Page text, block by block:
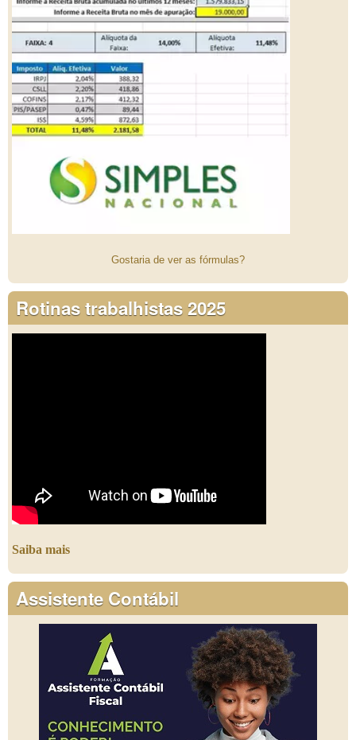
Gostaria de ver as fórmulas?
Rotinas trabalhistas 2025
Saiba mais
Assistente Contábil